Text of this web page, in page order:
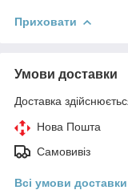
Приховати
Умови доставки
Доставка
Нова Пошта
Самовивіз
Всі умови доставки